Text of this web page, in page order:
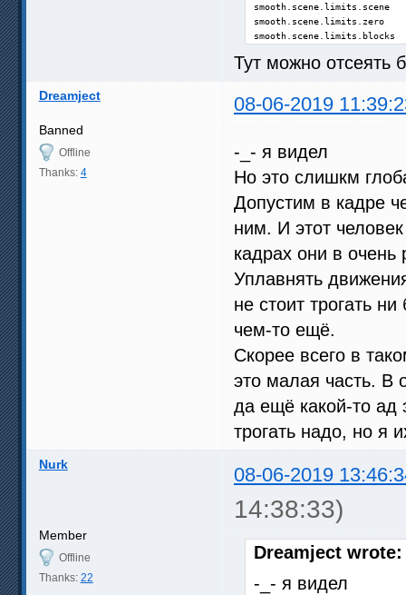
smooth.scene.limits.zero
Тут можно отсеять
Dreamject 08-06-2019
Banned
Offline
Thanks: 4
-_- я видел
Но это слишкм
Допустим в кадре
ним. И этот
кадрах они в очень
Уплавнять
не стоит трогать
чем-то ещё.
Скорее всего в
это малая часть. В
да ещё какой-то ад
трогать надо, но я
Nurk 08-06-2019
14:38:33)
Member
Offline
Thanks: 22
Dreamject wrote:
-_- я видел